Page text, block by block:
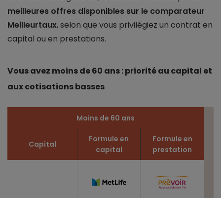
meilleures offres disponibles sur le comparateur
Meilleurtaux, selon que vous privilégiez un contrat en
capital ou en prestations.
Vous avez moins de 60 ans : priorité au capital et
aux cotisations basses
Moins de 60 ans
Capital
Formule en
capital
Formule en
prestation